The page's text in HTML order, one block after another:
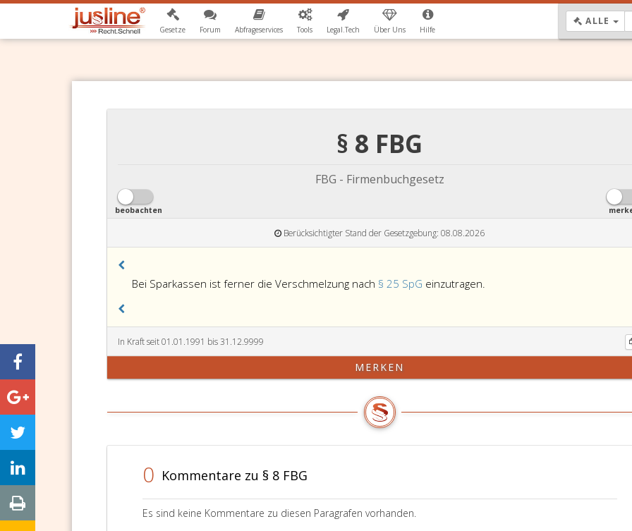
Gesetze Forum Abfrageservices Tools Legal.Tech Über Uns Hilfe
ALLE
§ 8 FBG
FBG - Firmenbuchgesetz
beobachten
Berücksichtigter Stand der Gesetzgebung: 08.08.2026
Paragraph
Bei Sparkassen ist ferner die Verschmelzung nach § 25 SpG einzutragen.
ferner
Verschmelzung
nach
In Kraft seit 01.01.1991 bis 31.12.9999
MERKEN
0 Kommentare zu § 8 FBG
Es sind keine Kommentare zu diesen Paragrafen vorhanden.